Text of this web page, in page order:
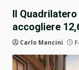
Il
accogliere
Carlo Mancini